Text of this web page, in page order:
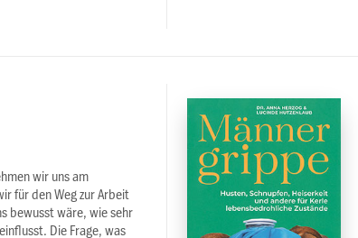
wir uns am
für den Weg zur Arbeit
bewusst wäre, wie sehr
Die Frage, was